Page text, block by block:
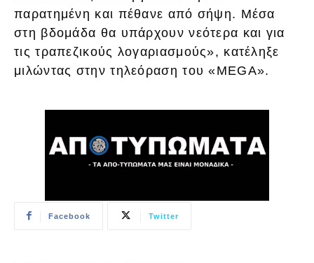
παρατημένη και πέθανε από σήψη. Μέσα
στη βδομάδα θα υπάρχουν νεότερα και για
τις τραπεζικούς λογαριασμούς», κατέληξε
μιλώντας στην τηλεόραση του «MEGA».
Facebook Twitter